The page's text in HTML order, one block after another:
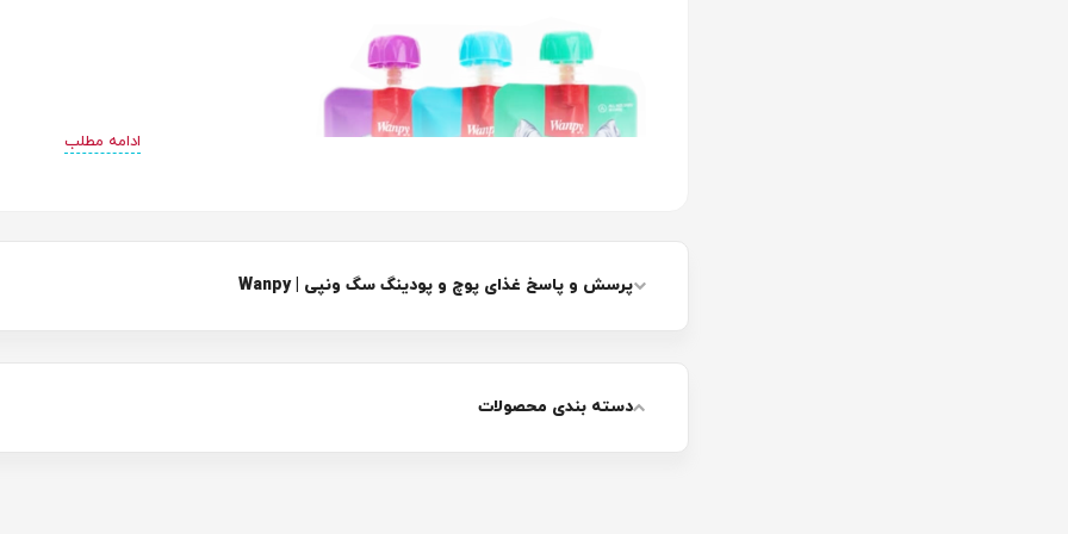
غذای پوچ و پودینگ سگ چیست؟
غذای پوچ و پودینگ سگ یا همان غذای تر، یکی از غذاهای مورد علاقه برای سگ‌ها است. شما
ادامه مطلب
پرسش و پاسخ غذای پوچ و پودینگ سگ ونپی | Wanpy
دسته بندی محصولات